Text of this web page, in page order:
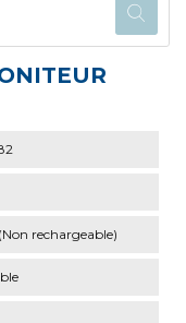
rechargeable)